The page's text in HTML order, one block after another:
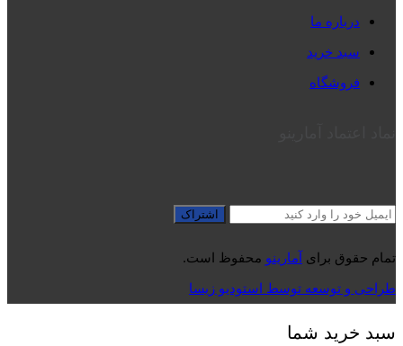
درباره ما
سبد خرید
فروشگاه
تمام حقوق برای آمارینو محفوظ است.
طراحی و توسعه توسط استودیو زیسا
سبد خرید شما